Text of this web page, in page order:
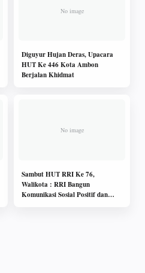
Diguyur Hujan Deras, Upacara
HUT Ke 446 Kota Ambon
Berjalan Khidmat
Sambut HUT RRI Ke 76,
Walikota : RRI Bangun
Komunikasi Sosial Positif dan